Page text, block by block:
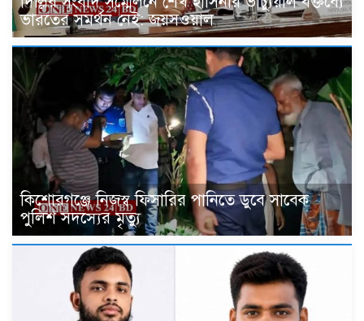
ভারতের সমর্থন নেই: জয়সওয়াল
কিশোরগঞ্জে নিজস্ব ফিসারির পানিতে ডুবে সাবেক
পুলিশ সদস্যের মৃত্যু